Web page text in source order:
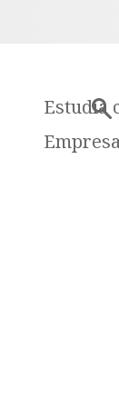
Estudia